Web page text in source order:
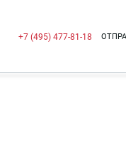
+7 (495) 477-81-18